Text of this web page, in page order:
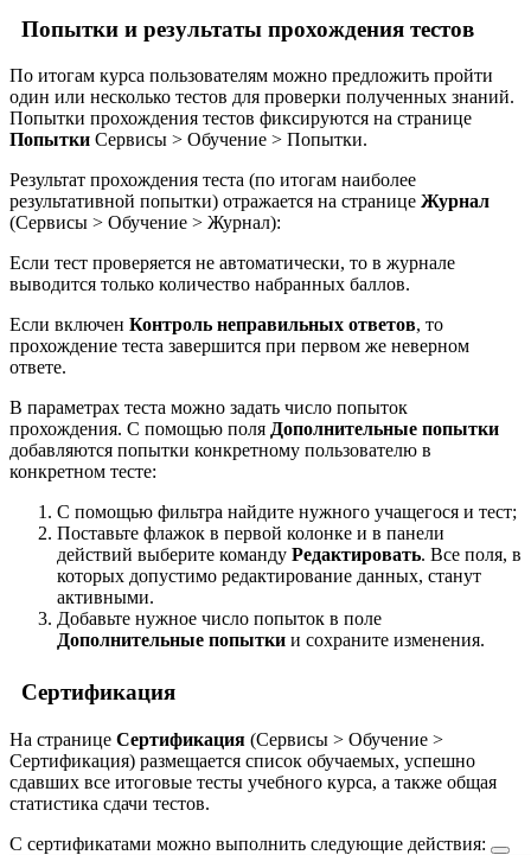
Попытки и результаты прохождения тестов
По итогам курса пользователям можно предложить пройти
один или несколько тестов для проверки полученных знаний.
Попытки прохождения тестов фиксируются на странице
Попытки Сервисы > Обучение > Попытки.
Результат прохождения теста (по итогам наиболее
результативной попытки) отражается на странице Журнал
(Сервисы > Обучение > Журнал):
Если тест проверяется не автоматически, то в журнале
выводится только количество набранных баллов.
Если включен Контроль неправильных ответов, то
прохождение теста завершится при первом же неверном
ответе.
В параметрах теста можно задать число попыток
прохождения. С помощью поля Дополнительные попытки
добавляются попытки конкретному пользователю в
конкретном тесте:
С помощью фильтра найдите нужного учащегося и тест;
Поставьте флажок в первой колонке и в панели
действий выберите команду Редактировать. Все поля, в
которых допустимо редактирование данных, станут
активными.
Добавьте нужное число попыток в поле
Дополнительные попытки и сохраните изменения.
Сертификация
На странице Сертификация (Сервисы > Обучение >
Сертификация) размещается список обучаемых, успешно
сдавших все итоговые тесты учебного курса, а также общая
статистика сдачи тестов.
С сертификатами можно выполнить следующие действия: